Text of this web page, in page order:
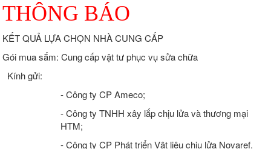
THÔNG BÁO
KẾT QUẢ LỰA CHỌN NHÀ CUNG CẤP
Gói mua sắm: Cung cấp vật tư phục vụ sửa chữa
Kính gửi:
- Công ty CP Ameco;
- Công ty TNHH xây lắp chịu lửa và thương mại
HTM;
- Công ty CP Phát triển Vật liệu chịu lửa Novaref.